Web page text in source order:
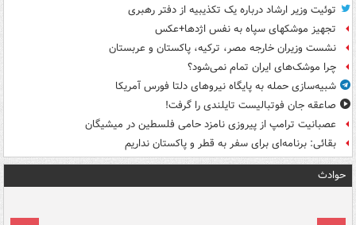
توئیت وزیر ارشاد درباره یک تکذیبیه از دفتر رهبری
تجهیز موشکهای سپاه به نفس اژدها+عکس
نشست وزیران خارجه مصر، ترکیه، پاکستان و عربستان
چرا موشک‌های ایران تمام نمی‌شود؟
شبیه‌سازی حمله به پایگاه نیروهای دلتا فورس آمریکا
صاعقه جان فوتبالیست تایلندی را گرفت!
عصبانیت ترامپ از پیروزی نامزد حامی فلسطین در میشیگان
بقائی: برنامه‌ای برای سفر به قطر و پاکستان نداریم
حوادث